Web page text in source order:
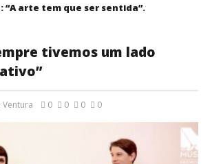
“A arte tem que ser sentida”.
tivemos um lado
Ventura 0 0 0 0